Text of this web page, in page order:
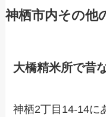
神栖市内その他
大橋精米所で昔
神栖2丁目14-14に